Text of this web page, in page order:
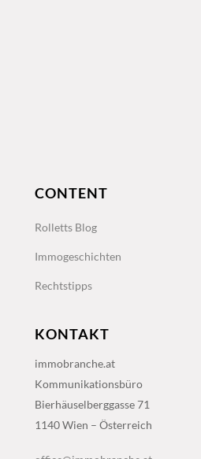
CONTENT
Rolletts Blog
Immogeschichten
Rechtstipps
KONTAKT
immobranche.at
Kommunikationsbüro
Bierhäuselberggasse 71
1140 Wien – Österreich